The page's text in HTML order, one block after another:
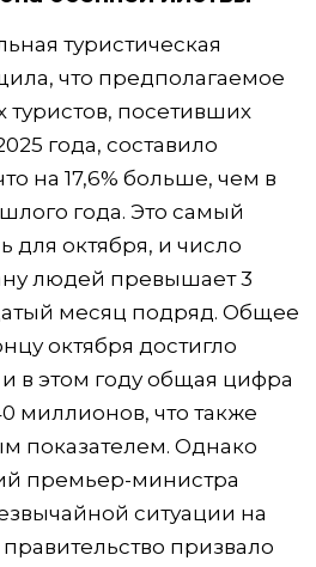
туристическая
что предполагаемое
посетивших
года, составило
на 17,6% больше, чем в
года. Это самый
для октября, и число
людей превышает 3
месяц подряд. Общее
октября достигло
и в этом году общая цифра
миллионов, что также
показателем. Однако
премьер-министра
ситуации на
призвало